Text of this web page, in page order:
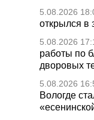
5.08.2026
открылся в
5.08.2026
работы по
дворовых
5.08.2026
Вологде